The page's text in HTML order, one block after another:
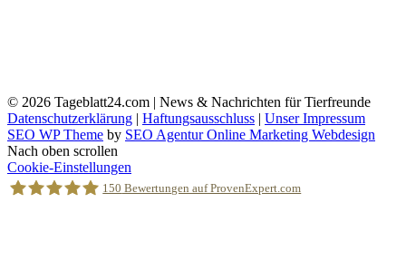
© 2026 Tageblatt24.com | News & Nachrichten für Tierfreunde
Datenschutzerklärung | Haftungsausschluss | Unser Impressum
SEO WP Theme by SEO Agentur Online Marketing Webdesign
Nach oben scrollen
Cookie-Einstellungen
150 Bewertungen auf ProvenExpert.com